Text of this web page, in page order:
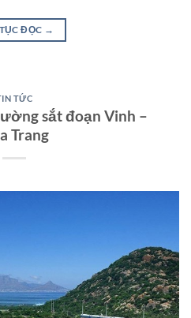
ĐỌC →
TỨC
sắt đoạn Vinh –
Trang